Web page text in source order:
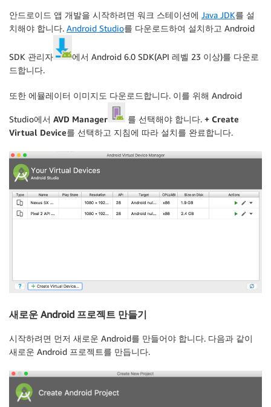
안드로이드 앱 개발을 시작하려면 워크 스테이션에 Java JDK를 설
치해야 합니다. Android Studio를 다운로드하여 설치하고 Android
SDK 관리자
에서 Android 6.0 SDK(API 레벨 23 이상)를 다운로
드합니다.
또한 에뮬레이터 이미지도 다운로드합니다. 이를 위해 Android
Studio에서 AVD Manager 를 선택해야 합니다. + Create
Virtual Device를 선택하고 지침에 따라 설치를 완료합니다.
새로운 Android 프로젝트 만들기
시작하려면 먼저 새로운 Android를 만들어야 합니다. 다음과 같이
새로운 Android 프로젝트를 만듭니다.